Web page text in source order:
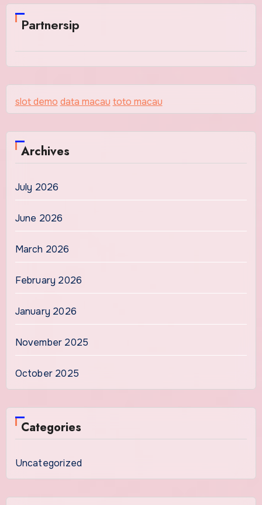
Partnersip
slot demo data macau toto macau
Archives
July 2026
June 2026
March 2026
February 2026
January 2026
November 2025
October 2025
Categories
Uncategorized